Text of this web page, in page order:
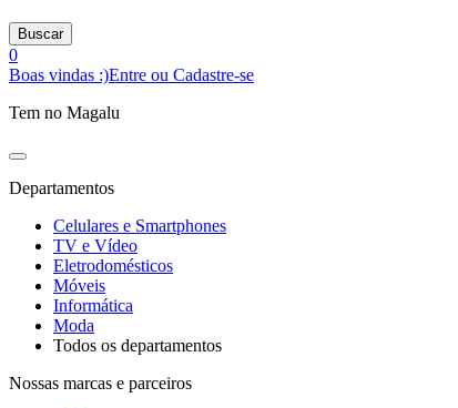
Buscar
0
Boas vindas :)Entre ou Cadastre-se
Tem no Magalu
Departamentos
Celulares e Smartphones
TV e Vídeo
Eletrodomésticos
Móveis
Informática
Moda
Todos os departamentos
Nossas marcas e parceiros